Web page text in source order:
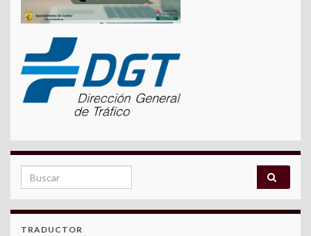
Search for:
TRADUCTOR